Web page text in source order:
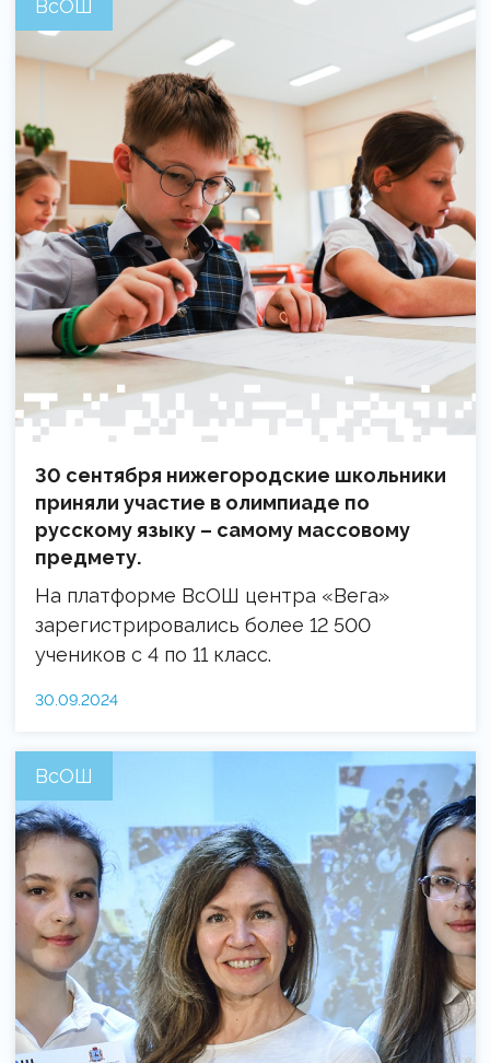
ВсОШ
30 сентября нижегородские школьники
приняли участие в олимпиаде по
русскому языку – самому массовому
предмету.
На платформе ВсОШ центра «Вега»
зарегистрировались более 12 500
учеников с 4 по 11 класс.
30.09.2024
ВсОШ